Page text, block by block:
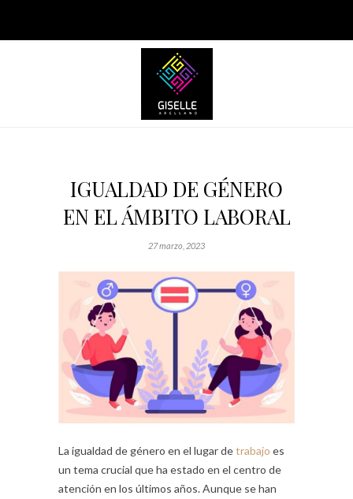
IGUALDAD DE GÉNERO
EN EL ÁMBITO LABORAL
27 marzo, 2023
La igualdad de género en el lugar detrabajo es
un tema crucial que ha estado en el centro de
atención en los últimos años. Aunque se han